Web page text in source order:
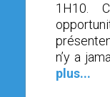
1H10.
n’y a
plus...